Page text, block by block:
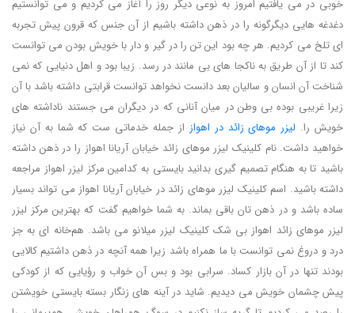
خوبی در می یافتیم امروز به نوعی دیگر روز را آغاز می کردیم و می توانستیم
دغدغه هایی دیگرگونه را در ذهن داشته باشیم از آن جنس که قرون پیش تجربه
ای تلخ می کردیم. هر چه بود این تن را در گیر و دار با خویش بودن می توانست
کند تا از آن طریق به ناکجا های بی مانند در رسد. زیبا بود و اهل دنیایی که نمی
شناخت آن انسان و سالیان بعد دانست نخواهد توانست قرابتی داشته باشد با آن
زیرا غریبی بوده بی وطن در میان آنانی که در دیگران می جستند ناداشته های
خویش را. لیزر موهای زائد در اهواز از جمله خدماتی ست که شما به آن نیاز
خواهید داشت. نام کلینیک لیزر موهای زائد خیابان آریانا اهواز را در ذهن داشته
باشید تا به هنگام تصمیم گیری بدانید بایستی به کدامین مرکز لیزر اهواز مراجعه
داشته باشید. اسم کلینیک لیزر موهای زائد در خیابان آریانا اهواز می تواند بسیار
ساده باشد و در ذهن تان باقی بماند. به شما خواهیم گفت که بهترین مرکز لیزر
لیزر موهای زائد اهواز بی شک کلینیک لیزر میلانو می باشد. هم‌خانه ای به جز
درد و دروغ نمی توانست با ما همراه باشد زیرا همه آنچه در ذهن داشتیم کالایی
بودند تنها در آن بازار کساد. سرابی بود و بس آن خواب و رؤیایی که از کودکی
پیش چشمان خویش می دیدیم. شاید در آینه های زنگار بسته بایستی خویشتن